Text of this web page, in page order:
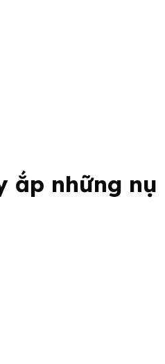
ắp những nụ